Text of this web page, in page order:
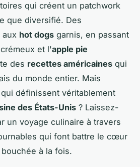
qui créent un patchwork
que diversifié. Des
aux hot dogs garnis, en passant
crémeux et l'apple pie
des recettes américaines qui
du monde entier. Mais
définissent véritablement
des États-Unis ? Laissez-
un voyage culinaire à travers
qui font battre le cœur
à la fois.